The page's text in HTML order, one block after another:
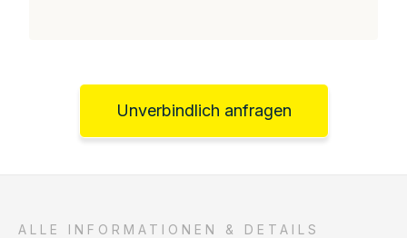
Unverbindlich anfragen
ALLE INFORMATIONEN & DETAILS